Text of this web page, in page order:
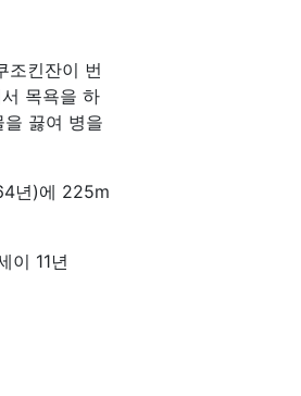
조킨잔이 번
목욕을 하
끓여 병을
년)에 225m
이 11년